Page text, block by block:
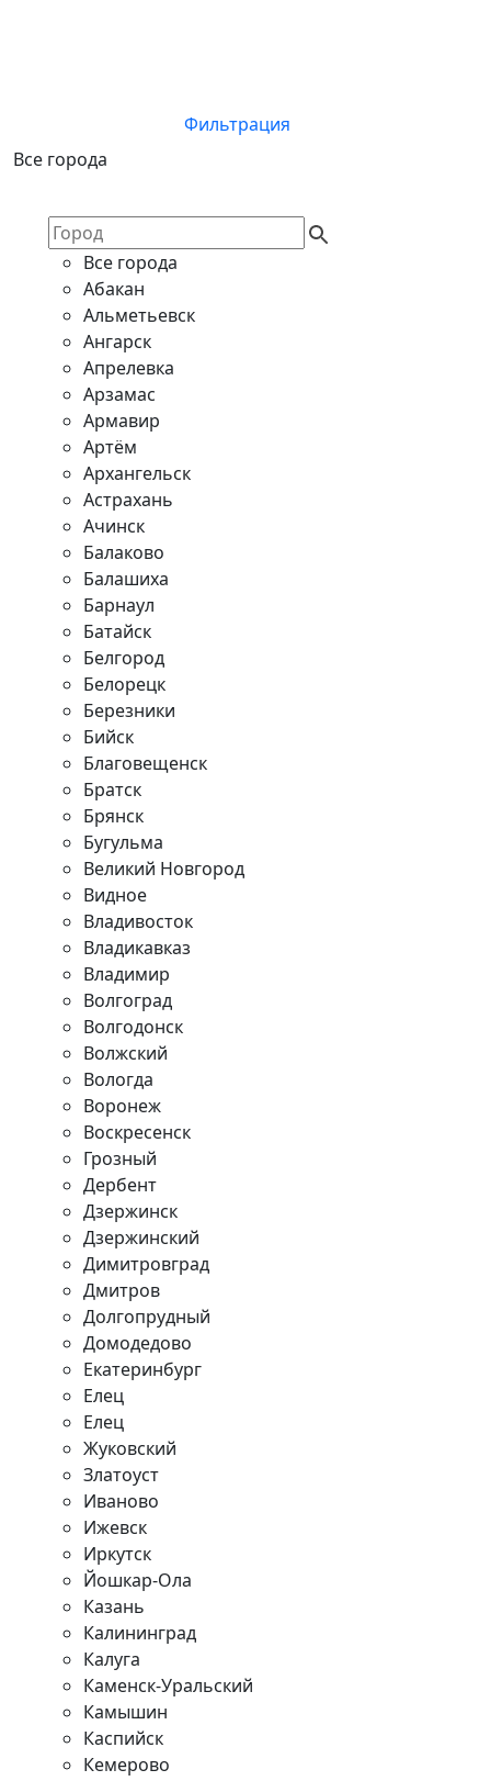
Фильтрация
Все города
Все города
Абакан
Альметьевск
Ангарск
Апрелевка
Арзамас
Армавир
Артём
Архангельск
Астрахань
Ачинск
Балаково
Балашиха
Барнаул
Батайск
Белгород
Белорецк
Березники
Бийск
Благовещенск
Братск
Брянск
Бугульма
Великий Новгород
Видное
Владивосток
Владикавказ
Владимир
Волгоград
Волгодонск
Волжский
Вологда
Воронеж
Воскресенск
Грозный
Дербент
Дзержинск
Дзержинский
Димитровград
Дмитров
Долгопрудный
Домодедово
Екатеринбург
Елец
Елец
Жуковский
Златоуст
Иваново
Ижевск
Иркутск
Йошкар-Ола
Казань
Калининград
Калуга
Каменск-Уральский
Камышин
Каспийск
Кемерово